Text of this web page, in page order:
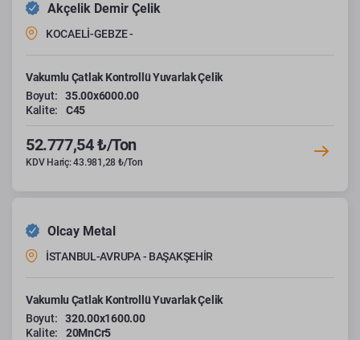
Akçelik Demir Çelik
KOCAELİ-GEBZE -
Vakumlu Çatlak Kontrollü Yuvarlak Çelik
Boyut:
35.00x6000.00
Kalite:
C45
52.777,54 ₺/Ton
KDV Hariç: 43.981,28 ₺/Ton
Olcay Metal
İSTANBUL-AVRUPA - BAŞAKŞEHİR
Vakumlu Çatlak Kontrollü Yuvarlak Çelik
Boyut:
320.00x1600.00
Kalite:
20MnCr5